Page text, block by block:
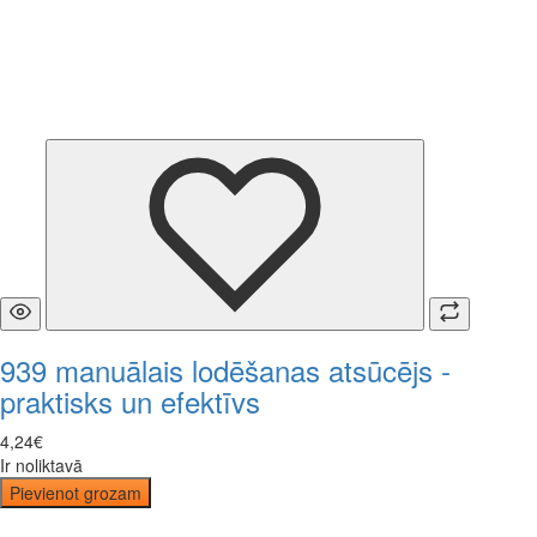
939 manuālais lodēšanas atsūcējs -
praktisks un efektīvs
4,24€
Ir noliktavā
Pievienot grozam